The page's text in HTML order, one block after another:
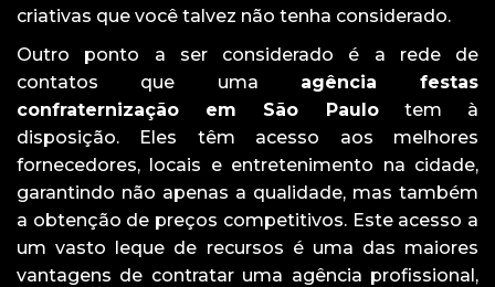
criativas que você talvez não tenha considerado.
Outro ponto a ser considerado é a rede de
contatos que uma agência festas
confraternização em São Paulotem à
disposição. Eles têm acesso aos melhores
fornecedores, locais e entretenimento na cidade,
garantindo não apenas a qualidade, mas também
a obtenção de preços competitivos. Este acesso a
um vasto leque de recursos é uma das maiores
vantagens de contratar uma agência profissional,